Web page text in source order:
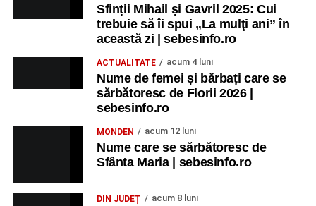
Sfinții Mihail și Gavril 2025: Cui
trebuie să îi spui „La mulţi ani” în
această zi | sebesinfo.ro
ACTUALITATE acum 4 luni
Nume de femei și bărbați care se
sărbătoresc de Florii 2026 |
sebesinfo.ro
MONDEN acum 12 luni
Nume care se sărbătoresc de
Sfânta Maria | sebesinfo.ro
DIN JUDEȚ acum 8 luni